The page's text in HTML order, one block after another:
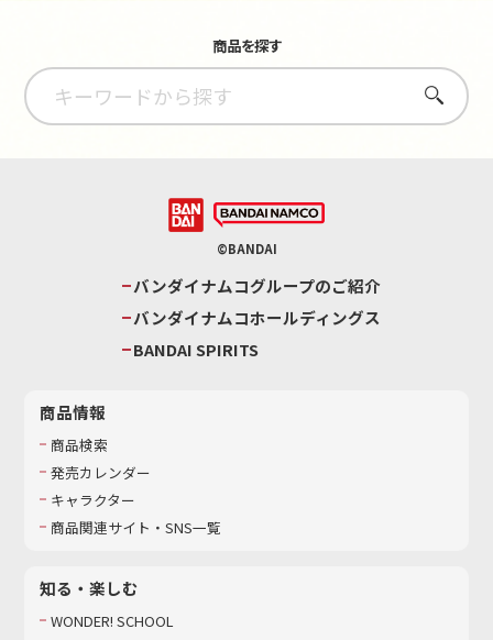
商品を探す
さがす
©BANDAI
バンダイナムコグループのご紹介
バンダイナムコホールディングス
BANDAI SPIRITS
商品情報
商品検索
発売カレンダー
キャラクター
商品関連サイト・SNS一覧
知る・楽しむ
WONDER! SCHOOL